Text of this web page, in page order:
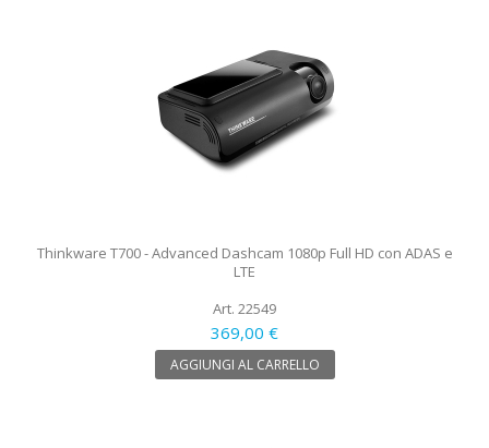
Thinkware T700 - Advanced Dashcam 1080p Full HD con ADAS e
LTE
Art. 22549
369,00 €
AGGIUNGI AL CARRELLO